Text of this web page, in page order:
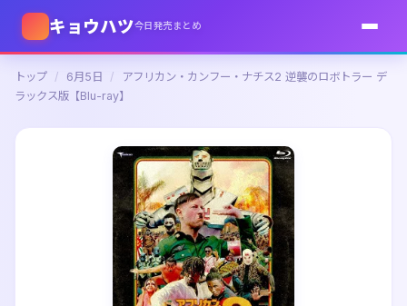
キョウハツ今日発売まとめ
トップ / 6月5日 /
アフリカン・カンフー・ナチス2 逆襲のロボトラー デ
ラックス版【Blu-ray】